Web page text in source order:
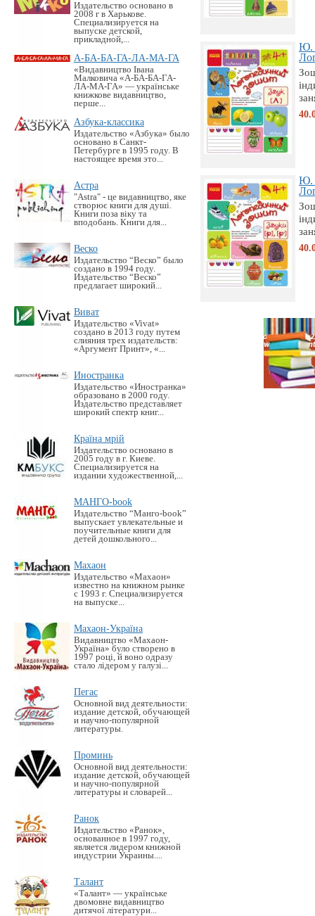
Издательство основано в
2008 г в Харькове.
Специализируется на
выпуске детской,
прикладной,...
А-БА-БА-ГА-ЛА-МА-ГА
«Видавництво Івана
Малковича «А-БА-БА-ГА-
ЛА-МА-ГА» — українське
книжкове видавництво,
перше...
Азбука-классика
Издательство «Азбука» было
основано в Санкт-
Петербурге в 1995 году. В
настоящее время это...
Астра
"Astra" - це видавництво, яке
створює книги для душі.
Книги поза віку та
вподобань. Книги для...
Веско
Издательство “Веско” было
создано в 1994 году.
Издательство “Веско”
предлагает широкий...
Виват
Издательство «Vivat»
создано в 2013 году путем
слияния трех издательств:
«Аргумент Принт», «...
Иностранка
Издательство «Иностранка»
образовано в 2000 году.
Издательство представляет
широкий спектр книг...
Країна мрій
Издательство основано в
2005 году в г. Киеве.
Специализируется на
издании художественной,...
МАНГО-book
Издательство “Манго-book”
выпускает увлекательные и
поучительные книги для
детей дошкольного...
Махаон
Издательство «Махаон»
известно на книжном рынке
с 1993 г. Специализируется
на выпуске...
Махаон-Україна
Видавництво «Махаон-
Україна» було створено в
1997 році, й воно одразу
стало лідером у галузі...
Пегас
Основной вид деятельности:
издание детской, обучающей
и научно-популярной
литературы.
Проминь
Основной вид деятельности:
издание детской, обучающей
и научно-популярной
литературы и словарей...
Ранок
Издательство «Ранок»,
основанное в 1997 году,
является лидером книжной
индустрии Украины....
Талант
«Талант» — українське
двомовне видавництво
дитячої літератури...
Ю.
Ю.